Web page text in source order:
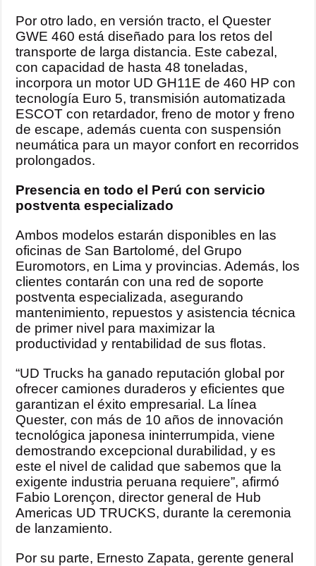
Por otro lado, en versión tracto, el Quester
GWE 460 está diseñado para los retos del
transporte de larga distancia. Este cabezal,
con capacidad de hasta 48 toneladas,
incorpora un motor UD GH11E de 460 HP con
tecnología Euro 5, transmisión automatizada
ESCOT con retardador, freno de motor y freno
de escape, además cuenta con suspensión
neumática para un mayor confort en recorridos
prolongados.
Presencia en todo el Perú con servicio
postventa especializado
Ambos modelos estarán disponibles en las
oficinas de San Bartolomé, del Grupo
Euromotors, en Lima y provincias. Además, los
clientes contarán con una red de soporte
postventa especializada, asegurando
mantenimiento, repuestos y asistencia técnica
de primer nivel para maximizar la
productividad y rentabilidad de sus flotas.
“UD Trucks ha ganado reputación global por
ofrecer camiones duraderos y eficientes que
garantizan el éxito empresarial. La línea
Quester, con más de 10 años de innovación
tecnológica japonesa ininterrumpida, viene
demostrando excepcional durabilidad, y es
este el nivel de calidad que sabemos que la
exigente industria peruana requiere”, afirmó
Fabio Lorençon, director general de Hub
Americas UD TRUCKS, durante la ceremonia
de lanzamiento.
Por su parte, Ernesto Zapata, gerente general